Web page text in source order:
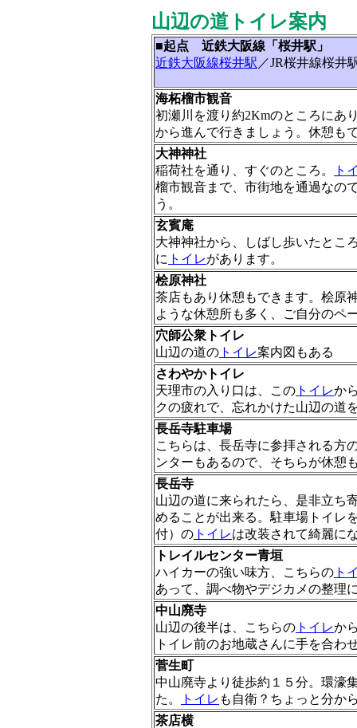
山辺の道トイレ案内
■起点 近鉄大阪線「桜井駅」
近鉄大阪線桜井駅 ／JR桜井線桜
海柘榴市観音
初瀬川を渡り約2Kmのところにあ
から進んで行きましょう。休憩も
大神神社
稲荷社を通り、すぐのところ。
ト
榴市観音まで、市街地を通過なの
う。
玄賓庵
大神神社から、しばし歩いたとこ
に トイレがあります。
桧原神社
茶店もあり休憩もできます。桧原
ような休憩所も多く、ご自分のペ
穴師公衆トイレ
山辺の道の トイレ案内図もある
さわやかトイレ
天理市の入り口は、この トイレか
クの疲れで、忘れかけた山辺の道
長岳寺駐車場
こちらは、長岳寺に参拝される方
ンターもあるので、そちらが休憩
長岳寺
山辺の道に来られたら、是非立ち
めることが出来る。駐車場トイレ
付）の トイレは改装されて綺麗に
トレイルセンター青垣
ハイカーの強い味方、こちらの ト
あって、調べ物やデジカメの整理
中山廃寺
山辺の後半は、こちらの トイレか
トイレ前のお地蔵さんに手を合わ
菅生町
中山廃寺より徒歩約１５分。環濠
た。
トイレ も自衛？ちょっと分か
茶店横